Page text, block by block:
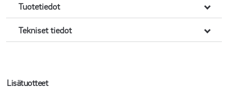
Tuotetiedot
Tekniset tiedot
Lisätuotteet